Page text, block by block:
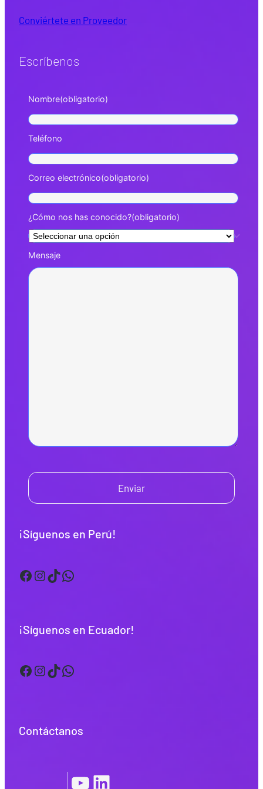
Conviértete en Proveedor
Escríbenos
Nombre(obligatorio)
Teléfono
Correo electrónico(obligatorio)
¿Cómo nos has conocido?(obligatorio)
Mensaje
Enviar
¡Síguenos en Perú!
Facebook InstagramTikTok WhatsApp
¡Síguenos en Ecuador!
Facebook InstagramTikTok WhatsApp
Contáctanos
YouTube LinkedIn